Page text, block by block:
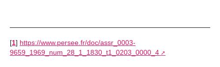
[1] https://www.persee.fr/doc/assr_0003-
9659_1969_num_28_1_1830_t1_0203_0000_4